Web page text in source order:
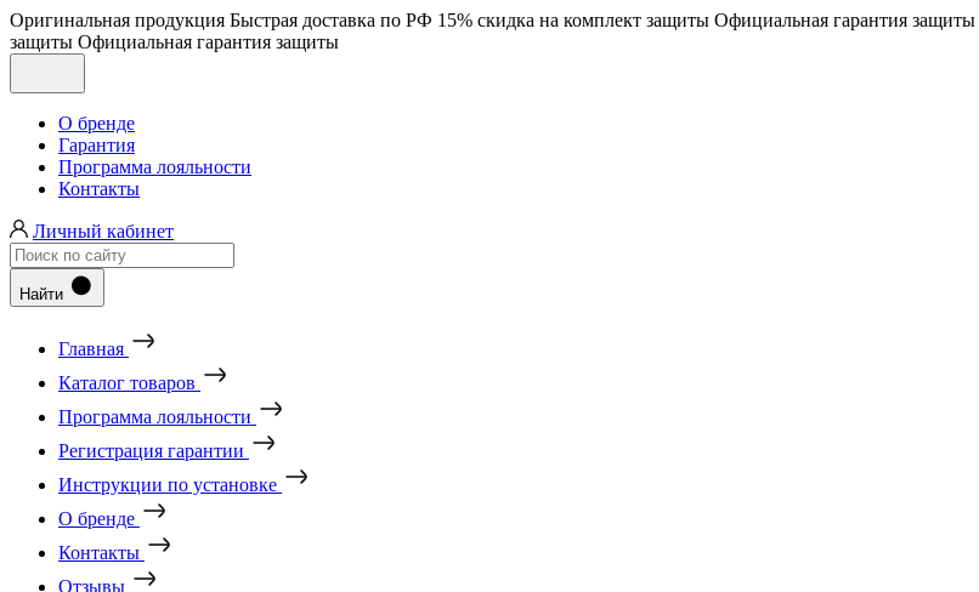
Оригинальная продукция Быстрая доставка по РФ 15% скидка на комплект защиты Официальная гарантия защиты
защиты Официальная гарантия защиты
О бренде
Гарантия
Программа лояльности
Контакты
Личный кабинет
Найти
Главная
Каталог товаров
Программа лояльности
Регистрация гарантии
Инструкции по установке
О бренде
Контакты
Отзывы